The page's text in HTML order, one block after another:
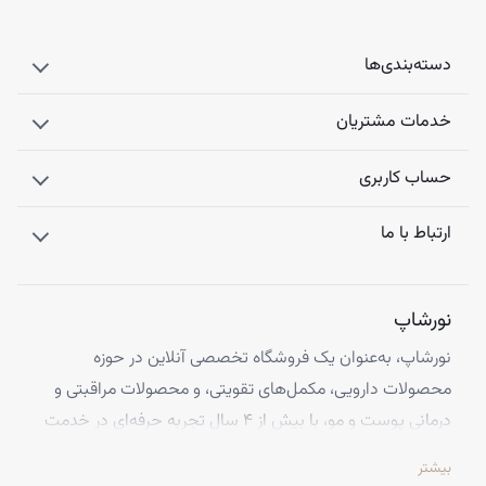
دسته‌بندی‌ها
خدمات مشتریان
حساب کاربری
ارتباط با ما
نورشاپ
نورشاپ، به‌عنوان یک فروشگاه تخصصی آنلاین در حوزه
محصولات دارویی، مکمل‌های تقویتی، و محصولات مراقبتی و
درمانی پوست و مو، با بیش از ۴ سال تجربه حرفه‌ای در خدمت
بیشتر